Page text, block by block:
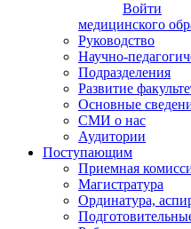
Войти
медицинского
Руководство
Научно-
Подразделения
Развитие
Основные
СМИ о нас
Аудитории
Поступающим
Приемная
Магистратура
Ординатура,